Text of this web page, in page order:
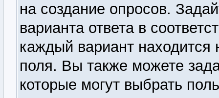
на создание опросов.
варианта ответа в
каждый вариант находится
поля. Вы также можете
которые могут выбрать